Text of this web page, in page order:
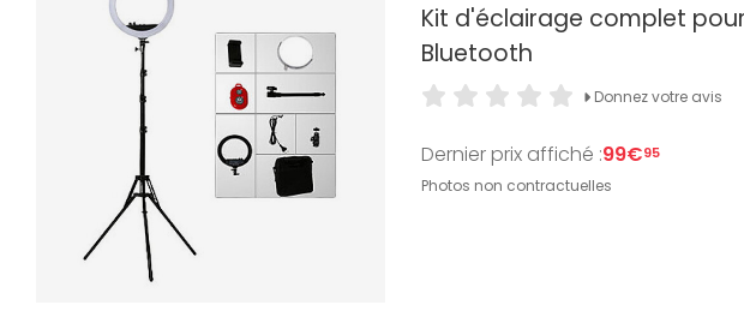
Kit d'éclairage complet
Bluetooth
Donnez votre avis
Dernier prix affiché :99€95
Photos non contractuelles